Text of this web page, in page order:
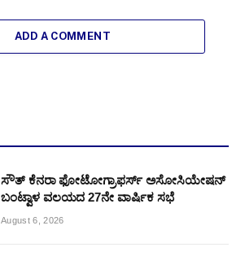
ADD A COMMENT
ಸೌತ್ ಕೆನರಾ ಫೋಟೋಗ್ರಾಫರ್ಸ್ ಅಸೋಸಿಯೇಷನ್
ಬಂಟ್ವಾಳ ವಲಯದ 27ನೇ ವಾರ್ಷಿಕ ಸಭೆ
August 6, 2026